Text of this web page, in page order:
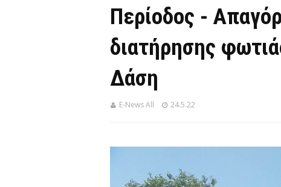
Περίοδος -
διατήρησης
Δάση
E-News All 24.5.22